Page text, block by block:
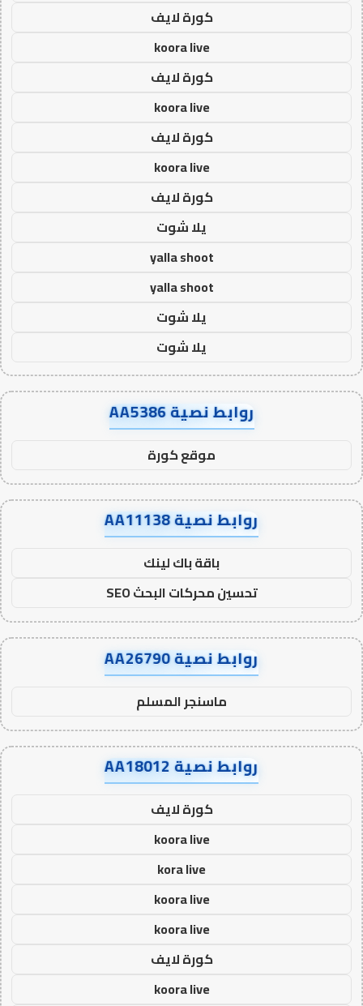
كورة لايف
koora live
كورة لايف
koora live
كورة لايف
koora live
كورة لايف
يلا شوت
yalla shoot
yalla shoot
يلا شوت
يلا شوت
روابط نصية AA5386
موقع كورة
روابط نصية AA11138
باقة باك لينك
تحسين محركات البحث SEO
روابط نصية AA26790
ماسنجر المسلم
روابط نصية AA18012
كورة لايف
koora live
kora live
koora live
koora live
كورة لايف
koora live